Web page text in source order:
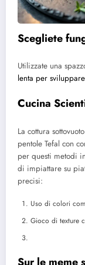
Scegliete
Utilizzate una
lenta per
Cucina
La cottura
pentole Tefal con
per questi metodi
di impiattare su
precisi:
Uso di colori
Gioco di texture